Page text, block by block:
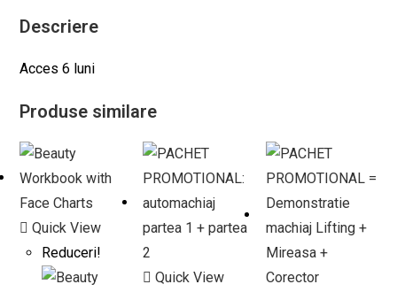
Descriere
Acces 6 luni
Produse similare
Quick View
Reduceri!
Quick View